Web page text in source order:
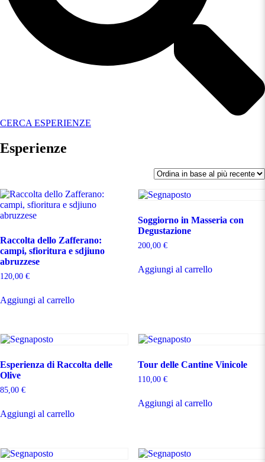
CERCA ESPERIENZE
Esperienze
Raccolta dello Zafferano:
campi, sfioritura e sdjiuno
abruzzese
120,00 €
Aggiungi al carrello
Soggiorno in Masseria con
Degustazione
200,00 €
Aggiungi al carrello
Esperienza di Raccolta delle
Olive
85,00 €
Aggiungi al carrello
Tour delle Cantine Vinicole
110,00 €
Aggiungi al carrello